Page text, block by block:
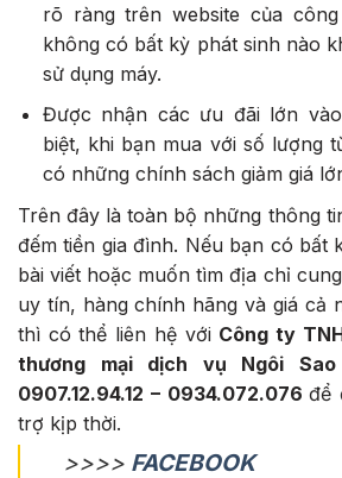
rõ ràng trên website của
không có bất kỳ phát sinh nào
sử dụng máy.
Được nhận các ưu đãi lớn
biệt, khi bạn mua với số lượng
có những chính sách giảm giá
Trên đây là toàn bộ những thông
đếm tiền gia đình. Nếu bạn có bất
bài viết hoặc muốn tìm địa chỉ
uy tín, hàng chính hãng và giá cả
thì có thể liên hệ với Công ty
thương mại dịch vụ Ngôi
0907.12.94.12 – 0934.072.076để
trợ kịp thời.
>>>> FACEBOOK